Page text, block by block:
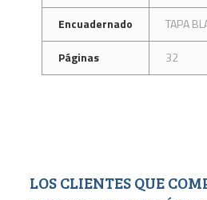
Encuadernado
TAPA
Páginas
32
LOS CLIENTES QUE